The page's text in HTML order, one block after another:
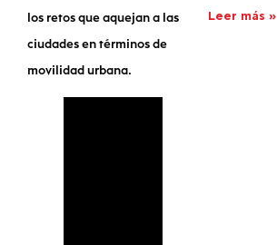
los retos que aquejan a las
ciudades en términos de
movilidad urbana.
Leer más »